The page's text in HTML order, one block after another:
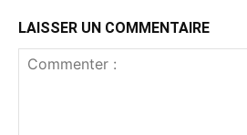
LAISSER UN COMMENTAIRE